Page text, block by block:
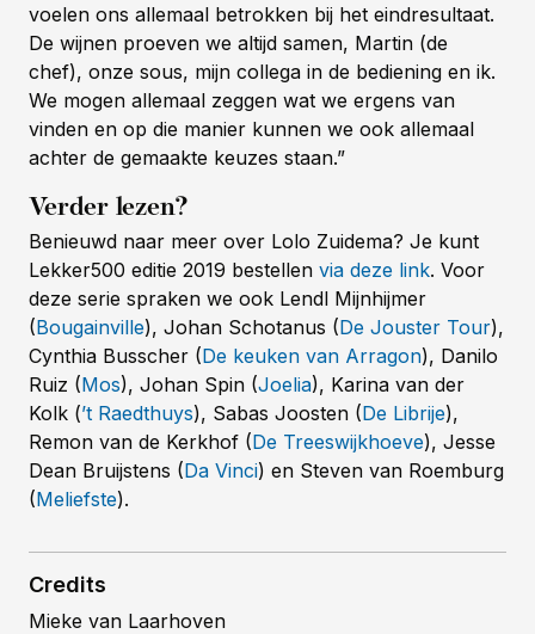
voelen ons allemaal betrokken bij het eindresultaat.
De wijnen proeven we altijd samen, Martin (de
chef), onze sous, mijn collega in de bediening en ik.
We mogen allemaal zeggen wat we ergens van
vinden en op die manier kunnen we ook allemaal
achter de gemaakte keuzes staan.”
Verder lezen?
Benieuwd naar meer over Lolo Zuidema? Je kunt
Lekker500 editie 2019 bestellen via deze link. Voor
deze serie spraken we ook Lendl Mijnhijmer
(Bougainville), Johan Schotanus (De Jouster Tour),
Cynthia Busscher (De keuken van Arragon), Danilo
Ruiz (Mos), Johan Spin (Joelia), Karina van der
Kolk (’t Raedthuys), Sabas Joosten (De Librije),
Remon van de Kerkhof (De Treeswijkhoeve), Jesse
Dean Bruijstens (Da Vinci) en Steven van Roemburg
(Meliefste).
Credits
Mieke van Laarhoven